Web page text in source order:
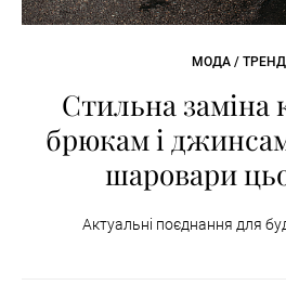
МОДА /
Стильна заміна
брюкам і
шаровари
Актуальні поєднання для